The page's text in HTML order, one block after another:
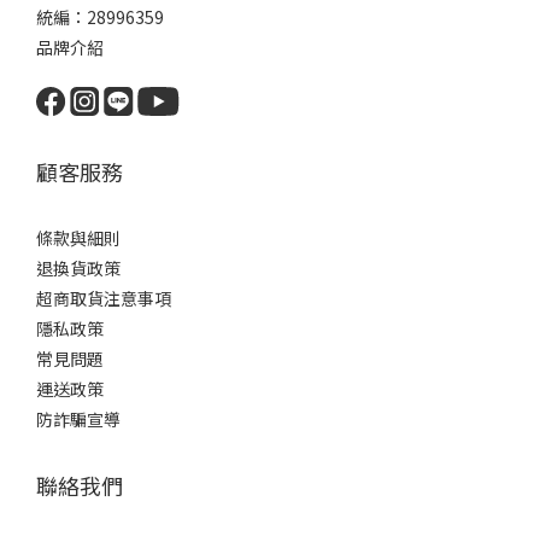
統編：28996359
品牌介紹
顧客服務
條款與細則
退換貨政策
超商取貨注意事項
隱私政策
常見問題
運送政策
防詐騙宣導
聯絡我們